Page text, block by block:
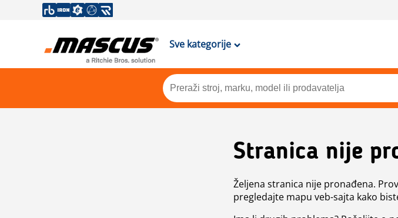
Sve kategorije
Stranica nije
Željena stranica nije pronađena.
pregledajte mapu veb-sajta kako